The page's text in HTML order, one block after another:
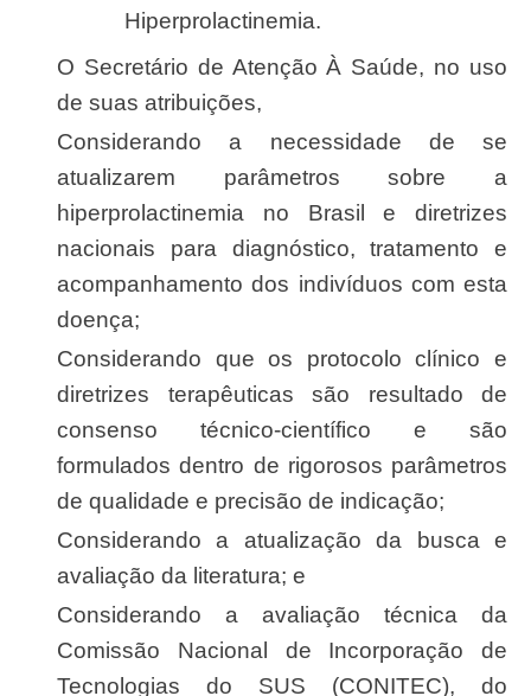
Hiperprolactinemia.
O Secretário de Atenção À Saúde, no uso
de suas atribuições,
Considerando a necessidade de se
atualizarem parâmetros sobre a
hiperprolactinemia no Brasil e diretrizes
nacionais para diagnóstico, tratamento e
acompanhamento dos indivíduos com esta
doença;
Considerando que os protocolo clínico e
diretrizes terapêuticas são resultado de
consenso técnico-científico e são
formulados dentro de rigorosos parâmetros
de qualidade e precisão de indicação;
Considerando a atualização da busca e
avaliação da literatura; e
Considerando a avaliação técnica da
Comissão Nacional de Incorporação de
Tecnologias do SUS (CONITEC), do